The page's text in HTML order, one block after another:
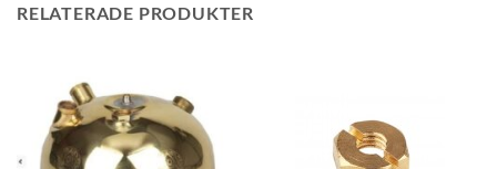
RELATERADE PRODUKTER